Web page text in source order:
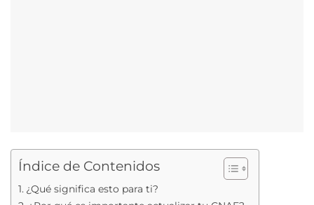
Índice de Contenidos
¿Qué significa esto para ti?